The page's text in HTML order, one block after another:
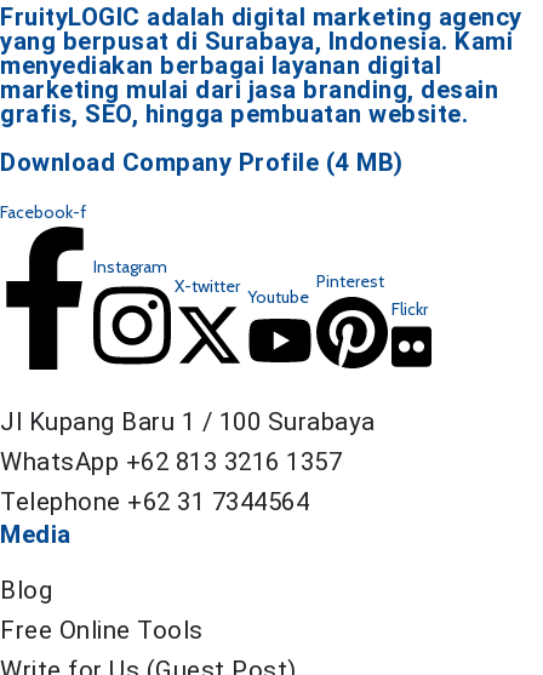
FruityLOGIC adalah digital marketing agency
yang berpusat di Surabaya, Indonesia. Kami
menyediakan berbagai layanan digital
marketing mulai dari jasa branding, desain
grafis, SEO, hingga pembuatan website.
Download Company Profile (4 MB)
Facebook-f
Instagram
X-twitter Youtube
Pinterest
Flickr
Jl Kupang Baru 1 / 100 Surabaya
WhatsApp +62 813 3216 1357
Telephone +62 31 7344564
Media
Blog
Free Online Tools